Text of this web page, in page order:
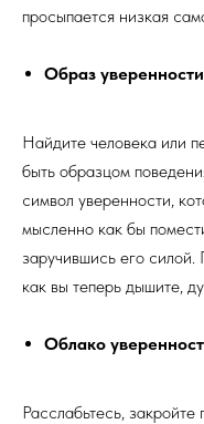
просыпается низкая
Образ уверенности
Найдите человека или
быть образцом
символ уверенности,
мысленно как бы
заручившись его силой.
как вы теперь дышите,
Облако
Расслабьтесь, закройте